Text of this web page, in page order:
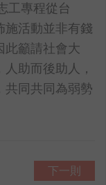
工專程從台
施活動並非有錢
此籲請社會大
助而後助人，
共同共同為弱勢
下一則